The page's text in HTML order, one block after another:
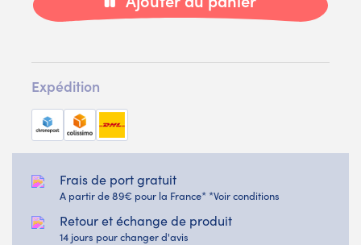
Expédition
Frais de port gratuit
A partir de 89€ pour la France* *Voir conditions
Retour et échange de produit
14 jours pour changer d'avis